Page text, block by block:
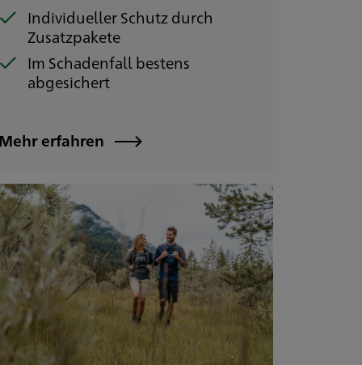
Individueller Schutz durch
Zusatzpakete
Im Schadenfall bestens
abgesichert
Mehr erfahren